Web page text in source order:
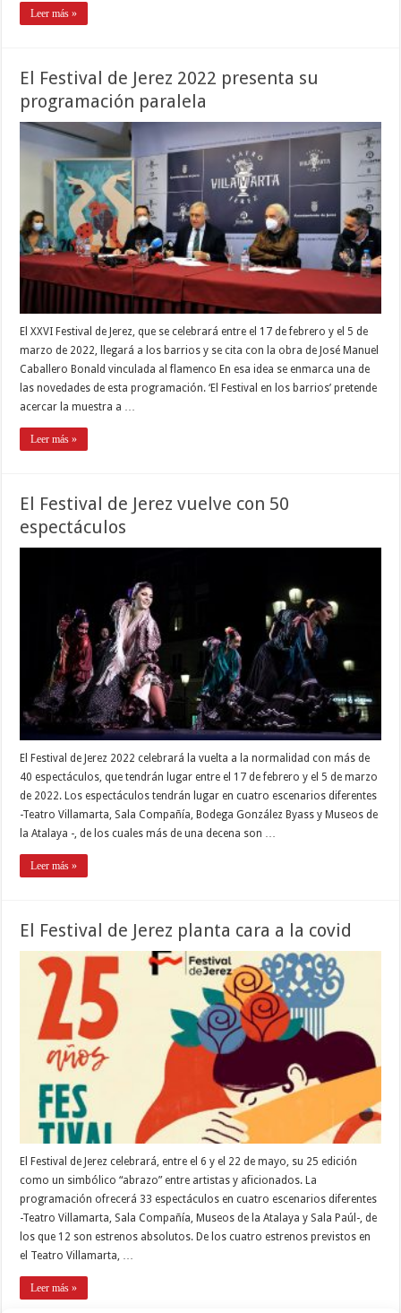
Leer más »
El Festival de Jerez 2022 presenta su
programación paralela
El XXVI Festival de Jerez, que se celebrará entre el 17 de febrero y el 5 de
marzo de 2022, llegará a los barrios y se cita con la obra de José Manuel
Caballero Bonald vinculada al flamenco En esa idea se enmarca una de
las novedades de esta programación. ‘El Festival en los barrios’ pretende
acercar la muestra a …
Leer más »
El Festival de Jerez vuelve con 50
espectáculos
El Festival de Jerez 2022 celebrará la vuelta a la normalidad con más de
40 espectáculos, que tendrán lugar entre el 17 de febrero y el 5 de marzo
de 2022. Los espectáculos tendrán lugar en cuatro escenarios diferentes
-Teatro Villamarta, Sala Compañía, Bodega González Byass y Museos de
la Atalaya -, de los cuales más de una decena son …
Leer más »
El Festival de Jerez planta cara a la covid
El Festival de Jerez celebrará, entre el 6 y el 22 de mayo, su 25 edición
como un simbólico “abrazo” entre artistas y aficionados. La
programación ofrecerá 33 espectáculos en cuatro escenarios diferentes
-Teatro Villamarta, Sala Compañía, Museos de la Atalaya y Sala Paúl-, de
los que 12 son estrenos absolutos. De los cuatro estrenos previstos en
el Teatro Villamarta, …
Leer más »